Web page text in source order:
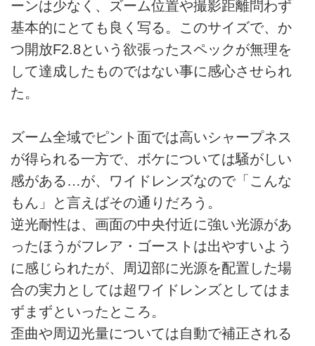
ーンは少なく、ズーム位置や撮影距離問わず
基本的にとても良く写る。このサイズで、か
つ開放F2.8という欲張ったスペックが無理を
して達成したものではない事に感心させられ
た。
ズーム全域でピント面では高いシャープネス
が得られる一方で、ボケについては騒がしい
感がある…が、ワイドレンズなので「こんな
もん」と言えばその通りだろう。
逆光耐性は、画面の中央付近に強い光源があ
ったほうがフレア・ゴーストは出やすいよう
に感じられたが、周辺部に光源を配置した場
合の実力としては超ワイドレンズとしてはま
ずまずといったところ。
歪曲や周辺光量については自動で補正される